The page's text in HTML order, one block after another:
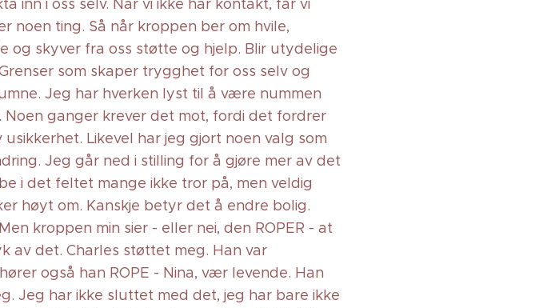
inn i oss selv. Når vi ikke har kontakt, får vi
noen ting. Så når kroppen ber om hvile,
og skyver fra oss støtte og hjelp. Blir utydelige
som skaper trygghet for oss selv og
Jeg har hverken lyst til å være nummen
Noen ganger krever det mot, fordi det fordrer
Likevel har jeg gjort noen valg som
Jeg går ned i stilling for å gjøre mer av det
i det feltet mange ikke tror på, men veldig
høyt om. Kanskje betyr det å endre bolig.
kroppen min sier - eller nei, den ROPER - at
av det. Charles støttet meg. Han var
også han ROPE - Nina, vær levende. Han
Jeg har ikke sluttet med det, jeg har bare ikke